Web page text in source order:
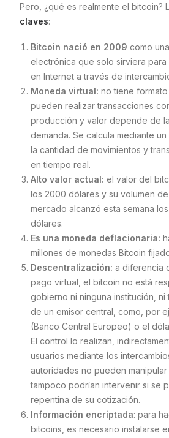
Pero, ¿qué es realmente el bitcoin?
claves:
Bitcoin nació en 2009 como
electrónica que solo sirviera
en Internet a través de
Moneda virtual: no tiene
pueden realizar transacciones
producción y valor depende de
demanda. Se calcula mediante
la cantidad de movimientos y
en tiempo real.
Alto valor actual: el valor del
los 2000 dólares y su volumen
mercado alcanzó esta semana
dólares.
Es una moneda deflacionaria:
millones de monedas Bitcoin
Descentralización: a diferencia
pago virtual, el bitcoin no está
gobierno ni ninguna institución,
de un emisor central, como, por
(Banco Central Europeo) o el
El control lo realizan,
usuarios mediante los
autoridades no pueden
tampoco podrían intervenir si se
repentina de su cotización.
Información encriptada: para
bitcoins, es necesario instalarse